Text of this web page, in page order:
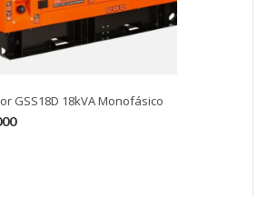
GSS18D 18kVA Monofásico